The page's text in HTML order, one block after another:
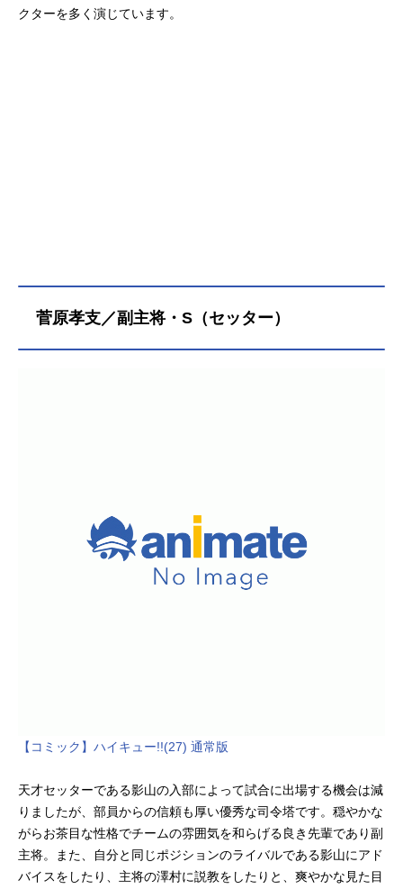
クターを多く演じています。
菅原孝支／副主将・S（セッター）
【コミック】ハイキュー!!(27) 通常版
天才セッターである影山の入部によって試合に出場する機会は減
りましたが、部員からの信頼も厚い優秀な司令塔です。穏やかな
がらお茶目な性格でチームの雰囲気を和らげる良き先輩であり副
主将。また、自分と同じポジションのライバルである影山にアド
バイスをしたり、主将の澤村に説教をしたりと、爽やかな見た目